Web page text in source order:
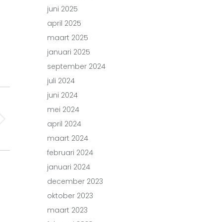
juni 2025
april 2025
maart 2025
januari 2025
september 2024
juli 2024
juni 2024
mei 2024
april 2024
maart 2024
februari 2024
januari 2024
december 2023
oktober 2023
maart 2023